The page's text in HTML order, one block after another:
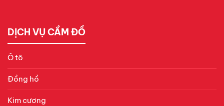
DỊCH VỤ CẦM ĐỒ
Ô tô
Đồng hồ
Kim cương